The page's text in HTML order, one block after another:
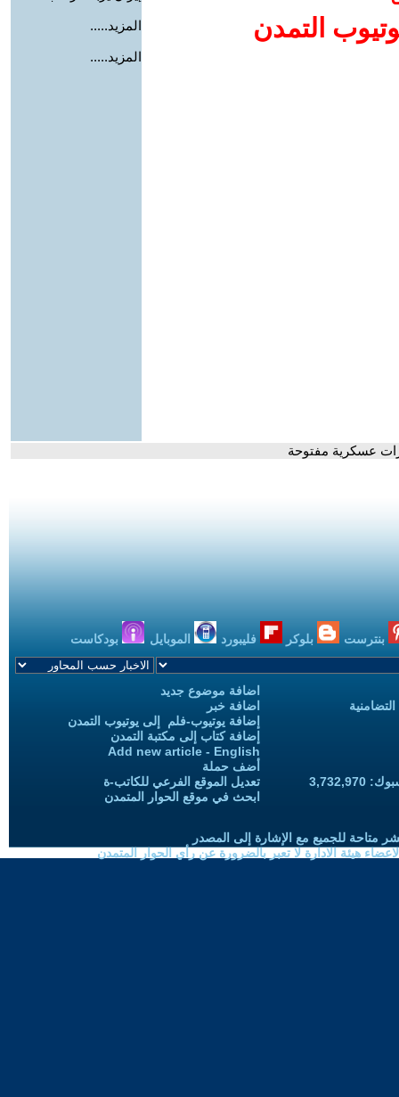
التمدن
المزيد.....
المزيد.....
عسكرية مفتوحة
بنترست بلوكر فليبورد الموبايل بودكاست
اضافة موضوع جديد
اضافة خبر
إضافة يوتيوب-فلم إلى يوتيوب التمدن
إضافة كتاب إلى مكتبة التمدن
Add new article - English
أضف حملة
تعديل الموقع الفرعي للكاتب-ة
ابحث في موقع الحوار المتمدن
متاحة للجميع مع الإشارة إلى المصدر
هيئة الادارة لا تعبر بالضرورة عن رأي الحوار المتمدن